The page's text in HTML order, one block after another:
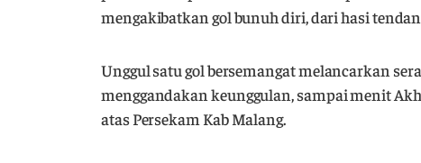
mengakibatkan gol bunuh diri, dari hasi
Unggul satu gol bersemangat melancarkan
menggandakan keunggulan, sampai menit
atas Persekam Kab Malang.